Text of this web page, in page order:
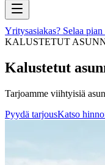
Yritysasiakas? Selaa
KALUSTETUT
Kalustetut
Tarjoamme viihtyisiä
Pyydä tarjousKatso